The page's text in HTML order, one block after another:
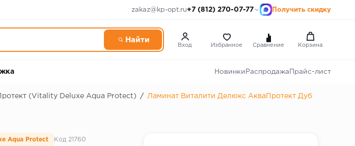
zakaz@kp-opt.ru+7 (812) 270-07-77 Получить скидку
Вход Избранное Сравнение Корзина
Новинки Распродажа Прайс-лист
(Vitality Deluxe Aqua Protect) /
Ламинат Виталити Делюкс АкваПротект Дуб
Aqua Protect Код 21760